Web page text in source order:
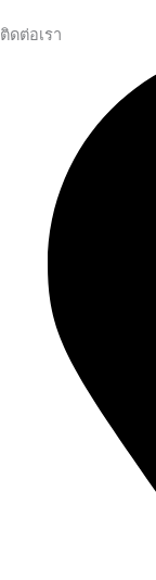
ติดต่อเรา